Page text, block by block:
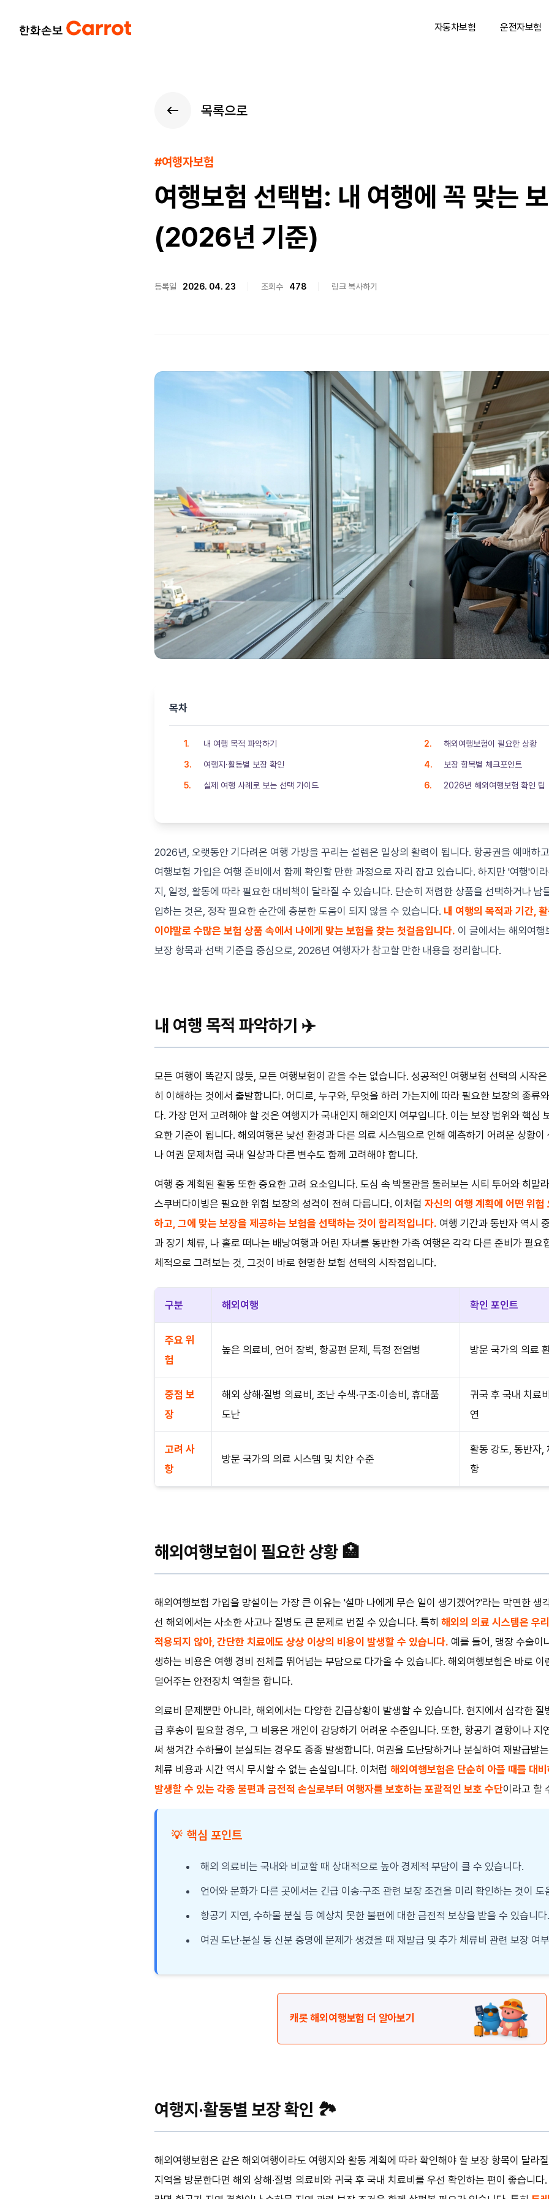
자동차보험 운전자보험
목록으로
#여행자보험
여행보험 선택법: 내 여행에 꼭 맞는
(2026년 기준)
등록일 2026. 04. 23 조회수 478 링크 복사하기
목차
내 여행 목적 파악하기 해외여행보험이 필요한 상황
여행지·활동별 보장 확인 보장 항목별 체크포인트
실제 여행 사례로 보는 선택 가이드 2026년 해외여행보험 확인 팁
2026년, 오랫동안 기다려온 여행 가방을 꾸리는 설렘은 일상의 활력이 됩니다. 항공권을 예매하
여행보험 가입은 여행 준비에서 함께 확인할 만한 과정으로 자리 잡고 있습니다. 하지만 '여행'이
지, 일정, 활동에 따라 필요한 대비책이 달라질 수 있습니다. 단순히 저렴한 상품을 선택하거나 남
입하는 것은, 정작 필요한 순간에 충분한 도움이 되지 않을 수 있습니다. 내 여행의 목적과 기간,
이야말로 수많은 보험 상품 속에서 나에게 맞는 보험을 찾는 첫걸음입니다. 이 글에서는 해외여
보장 항목과 선택 기준을 중심으로, 2026년 여행자가 참고할 만한 내용을 정리합니다.
내 여행 목적 파악하기 ✈️
모든 여행이 똑같지 않듯, 모든 여행보험이 같을 수는 없습니다. 성공적인 여행보험 선택의 시작
히 이해하는 것에서 출발합니다. 어디로, 누구와, 무엇을 하러 가는지에 따라 필요한 보장의 종류
다. 가장 먼저 고려해야 할 것은 여행지가 국내인지 해외인지 여부입니다. 이는 보장 범위와 핵심
요한 기준이 됩니다. 해외여행은 낯선 환경과 다른 의료 시스템으로 인해 예측하기 어려운 상황
나 여권 문제처럼 국내 일상과 다른 변수도 함께 고려해야 합니다.
여행 중 계획된 활동 또한 중요한 고려 요소입니다. 도심 속 박물관을 둘러보는 시티 투어와 히말
스쿠버다이빙은 필요한 위험 보장의 성격이 전혀 다릅니다. 이처럼 자신의 여행 계획에 어떤 위
하고, 그에 맞는 보장을 제공하는 보험을 선택하는 것이 합리적입니다. 여행 기간과 동반자 역시
과 장기 체류, 나 홀로 떠나는 배낭여행과 어린 자녀를 동반한 가족 여행은 각각 다른 준비가 필요
체적으로 그려보는 것, 그것이 바로 현명한 보험 선택의 시작점입니다.
구분 해외여행 확인 포인트
주요 위
험
높은 의료비, 언어 장벽, 항공편 문제, 특정 전염병 방문 국가의 의료
중점 보
장
해외 상해·질병 의료비, 조난 수색·구조·이송비, 휴대품
도난
귀국 후 국내 치료
연
고려 사
항
방문 국가의 의료 시스템 및 치안 수준
활동 강도, 동반자,
항
해외여행보험이 필요한 상황 🏥
해외여행보험 가입을 망설이는 가장 큰 이유는 '설마 나에게 무슨 일이 생기겠어?'라는 막연한 생
선 해외에서는 사소한 사고나 질병도 큰 문제로 번질 수 있습니다. 특히 해외의 의료 시스템은 우
적용되지 않아, 간단한 치료에도 상상 이상의 비용이 발생할 수 있습니다. 예를 들어, 맹장 수술이
생하는 비용은 여행 경비 전체를 뛰어넘는 부담으로 다가올 수 있습니다. 해외여행보험은 바로
덜어주는 안전장치 역할을 합니다.
의료비 문제뿐만 아니라, 해외에서는 다양한 긴급상황이 발생할 수 있습니다. 현지에서 심각한
급 후송이 필요할 경우, 그 비용은 개인이 감당하기 어려운 수준입니다. 또한, 항공기 결항이나 지
써 챙겨간 수하물이 분실되는 경우도 종종 발생합니다. 여권을 도난당하거나 분실하여 재발급받
체류 비용과 시간 역시 무시할 수 없는 손실입니다. 이처럼 해외여행보험은 단순히 아플 때를 대
발생할 수 있는 각종 불편과 금전적 손실로부터 여행자를 보호하는 포괄적인 보호 수단이라고 할
💡 핵심 포인트
해외 의료비는 국내와 비교할 때 상대적으로 높아 경제적 부담이 클 수 있습니다.
언어와 문화가 다른 곳에서는 긴급 이송·구조 관련 보장 조건을 미리 확인하는 것이
항공기 지연, 수하물 분실 등 예상치 못한 불편에 대한 금전적 보상을 받을 수 있습니다.
여권 도난·분실 등 신분 증명에 문제가 생겼을 때 재발급 및 추가 체류비 관련 보장 여
캐롯 해외여행보험 더 알아보기
여행지·활동별 보장 확인 🏞️
해외여행보험은 같은 해외여행이라도 여행지와 활동 계획에 따라 확인해야 할 보장 항목이 달라
지역을 방문한다면 해외 상해·질병 의료비와 귀국 후 국내 치료비를 우선 확인하는 편이 좋습니